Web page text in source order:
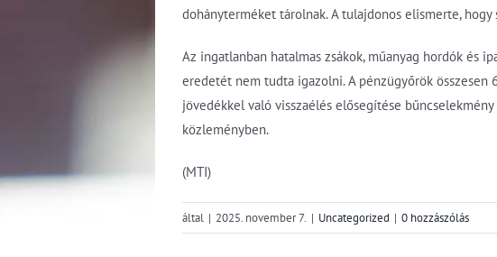
dohányterméket tárolnak. A tulajdonos elismerte,
Az ingatlanban hatalmas zsákok, műanyag hordók és
eredetét nem tudta igazolni. A pénzügyőrök
jövedékkel való visszaélés elősegítése
közleményben.
(MTI)
által | 2025. november 7. | Uncategorized | 0 hozzászólás